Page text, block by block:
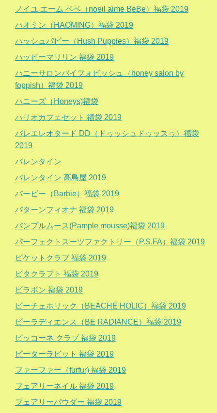
ノイユ エーム ベベ（noeil aime BeBe）福袋 2019
ハオミン（HAOMING）福袋 2019
ハッシュパピー（Hush Puppies）福袋 2019
ハッピーマリリン 福袋 2019
ハニーサロンバイフォビッシュ（honey salon by
foppish）福袋 2019
ハニーズ（Honeys)福袋
ハリオカフェセット 福袋 2019
バレエレオタード DD（ドゥッシュドゥッスゥ）福袋
2019
バレンタイン
バレンタイン 高島屋 2019
バービー（Barbie）福袋 2019
パターンフィオナ 福袋 2019
パンプルムース(Pample mousse)福袋 2019
パーフェクトスーツファクトリー（P.S.FA）福袋 2019
ビケットクラブ 福袋 2019
ビタクラフト 福袋 2019
ビラボン 福袋 2019
ビーチェホリック（BEACHE HOLIC）福袋 2019
ビーラディエンス（BE RADIANCE）福袋 2019
ピッコーネ クラブ 福袋 2019
ピーターラビット 福袋 2019
ファーファー（furfur) 福袋 2019
フェアリーネイル 福袋 2019
フェアリーパウダー 福袋 2019